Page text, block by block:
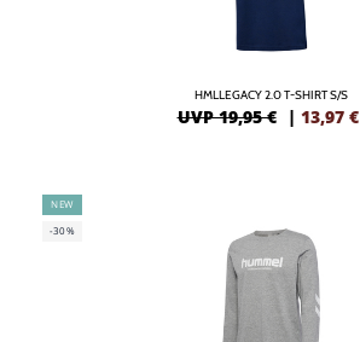
HMLLEGACY 2.0 T-SHIRT S/S
UVP 19,95 € | 13,97 €
NEW
-30%